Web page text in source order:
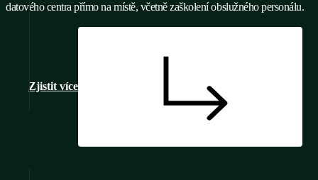
datového centra přímo na místě, včetně zaškolení obslužného personálu.
Zjistit více